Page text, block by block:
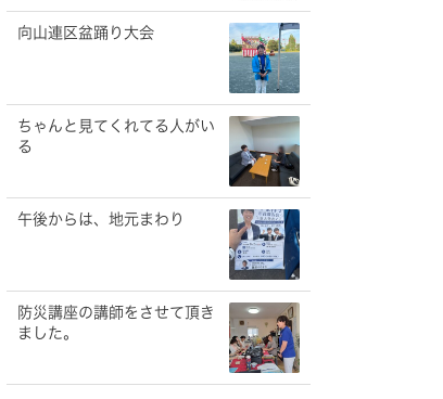
向山連区盆踊り大会
ちゃんと見てくれてる人がい
る
午後からは、地元まわり
防災講座の講師をさせて頂き
ました。